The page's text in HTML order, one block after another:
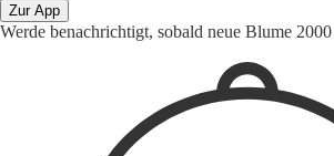
Zur App
Werde benachrichtigt, sobald neue Blume